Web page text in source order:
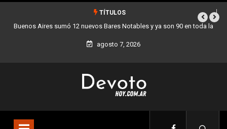
TÍTULOS
son 90 en toda la Los stands móviles de la Ciudad llegan esta semana
agosto 7, 2026